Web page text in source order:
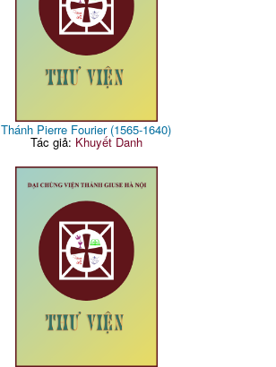
Thánh Pierre Fourier (1565-1640)
Tác giả: Khuyết Danh